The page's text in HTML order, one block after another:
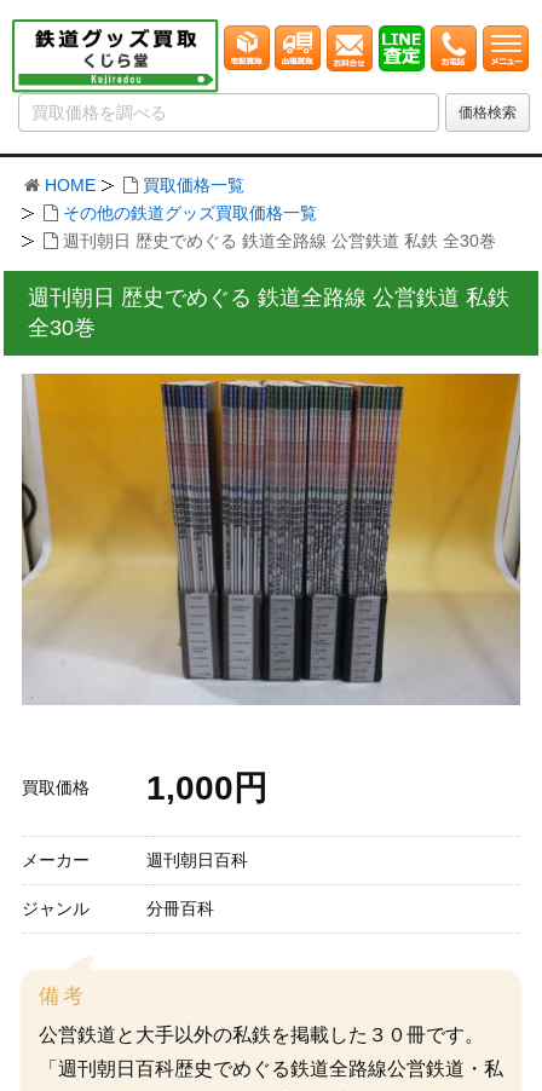
HOME
買取価格一覧
その他の鉄道グッズ買取価格一覧
週刊朝日 歴史でめぐる 鉄道全路線 公営鉄道 私鉄 全30巻
週刊朝日 歴史でめぐる 鉄道全路線 公営鉄道 私鉄
全30巻
買取価格 1,000円
メーカー 週刊朝日百科
ジャンル 分冊百科
備考
公営鉄道と大手以外の私鉄を掲載した３０冊です。
「週刊朝日百科歴史でめぐる鉄道全路線公営鉄道・私